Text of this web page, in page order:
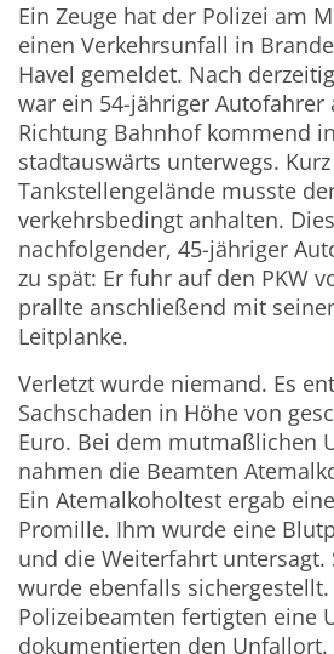
Ein Zeuge hat der Polizei am
einen Verkehrsunfall in
Havel gemeldet. Nach
war ein 54-jähriger Autofahrer
Richtung Bahnhof kommend
stadtauswärts unterwegs.
Tankstellengelände musste
verkehrsbedingt anhalten.
nachfolgender, 45-jähriger
zu spät: Er fuhr auf den PKW
prallte anschließend mit
Leitplanke.
Verletzt wurde niemand. Es
Sachschaden in Höhe von
Euro. Bei dem mutmaßlichen
nahmen die Beamten
Ein Atemalkoholtest ergab
Promille. Ihm wurde eine
und die Weiterfahrt untersagt.
wurde ebenfalls sichergestellt.
Polizeibeamten fertigten eine
dokumentierten den Unfallort.